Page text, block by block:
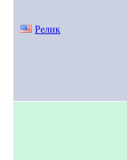
Релик